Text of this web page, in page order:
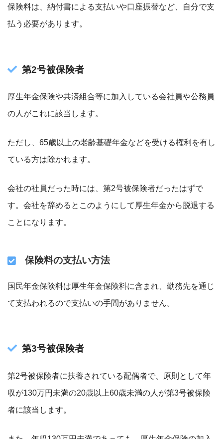
保険料は、納付書による支払いや口座振替など、自分で支
払う必要があります。
第2号被保険者
厚生年金保険や共済組合等に加入している会社員や公務員
の人がこれに該当します。
ただし、65歳以上の老齢基礎年金などを受ける権利を有し
ている方は除かれます。
会社の社員だった時には、第2号被保険者だったはずで
す。会社を辞めるとこのようにして厚生年金から脱退する
ことになります。
保険料の支払い方法
国民年金保険料は厚生年金保険料に含まれ、勤務先を通じ
て支払われるので支払いの手間がありません。
第3号被保険者
第2号被保険者に扶養されている配偶者で、原則として年
収が130万円未満の20歳以上60歳未満の人が第3号被保険
者に該当します。